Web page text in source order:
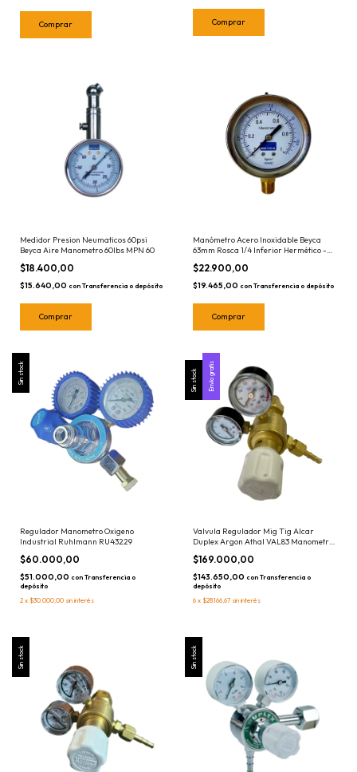
Medidor Presion Neumaticos 60psi
Beyca Aire Manometro 60lbs MPN 60
$18.400,00
$15.640,00 con Transferencia o depósito
Manómetro Acero Inoxidable Beyca
63mm Rosca 1/4 Inferior Hermético -
Elegir Escala: de 1kg a 400kg
$22.900,00
$19.465,00 con Transferencia o depósito
Sin stock
Regulador Manometro Oxigeno
Industrial Ruhlmann RU43229
$60.000,00
$51.000,00 con Transferencia o
depósito
2 x $30.000,00 sin interés
Sin stock Envío gratis
Valvula Regulador Mig Tig Alcar
Duplex Argon Athal VAL83 Manometro
Atal
$169.000,00
$143.650,00 con Transferencia o
depósito
6 x $28.166,67 sin interés
Sin stock Sin stock